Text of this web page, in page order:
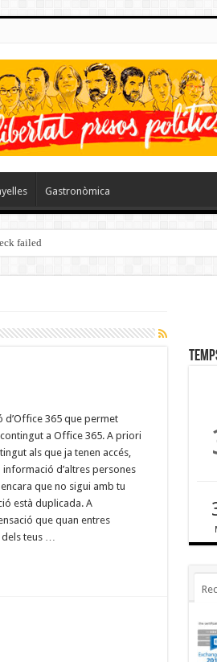
Gastronòmica
failed
d’Office 365 que permet
a Office 365. A priori
als que ja tenen accés,
d’altres persones
que no sigui amb tu
està duplicada. A
que quan entres
dels teus …